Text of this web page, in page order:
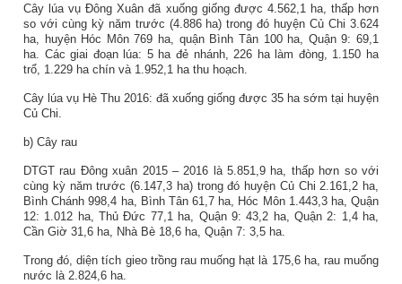
Cây lúa vụ Đông Xuân đã xuống giống được 4.562,1 ha, thấp hơn
so với cùng kỳ năm trước (4.886 ha) trong đó huyện Củ Chi 3.624
ha, huyện Hóc Môn 769 ha, quận Bình Tân 100 ha, Quận 9: 69,1
ha. Các giai đoạn lúa: 5 ha đẻ nhánh, 226 ha làm đòng, 1.150 ha
trổ, 1.229 ha chín và 1.952,1 ha thu hoạch.
Cây lúa vụ Hè Thu 2016: đã xuống giống được 35 ha sớm tại huyện
Củ Chi.
b) Cây rau
DTGT rau Đông xuân 2015 – 2016 là 5.851,9 ha, thấp hơn so với
cùng kỳ năm trước (6.147,3 ha) trong đó huyện Củ Chi 2.161,2 ha,
Bình Chánh 998,4 ha, Bình Tân 61,7 ha, Hóc Môn 1.443,3 ha, Quận
12: 1.012 ha, Thủ Đức 77,1 ha, Quận 9: 43,2 ha, Quận 2: 1,4 ha,
Cần Giờ 31,6 ha, Nhà Bè 18,6 ha, Quận 7: 3,5 ha.
Trong đó, diện tích gieo trồng rau muống hạt là 175,6 ha, rau muống
nước là 2.824,6 ha.